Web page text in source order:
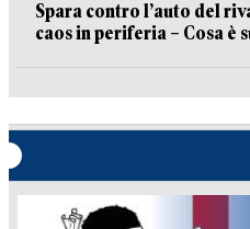
Spara contro l’auto del
caos in periferia – Cosa è